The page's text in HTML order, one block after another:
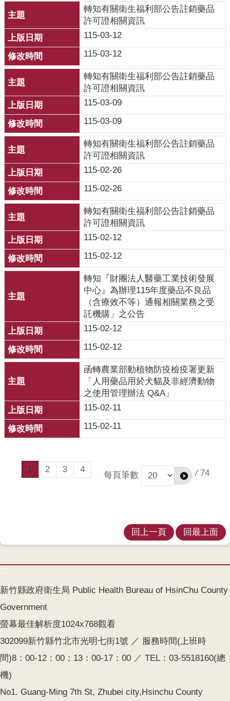
轉知有關衛生福利部公告註銷藥品
許可證相關資訊
115-03-12
115-03-12
轉知有關衛生福利部公告註銷藥品
許可證相關資訊
115-03-09
115-03-09
轉知有關衛生福利部公告註銷藥品
許可證相關資訊
115-02-26
115-02-26
轉知有關衛生福利部公告註銷藥品
許可證相關資訊
115-02-12
115-02-12
轉知『財團法人醫藥工業技術發展
中心』為辦理115年度藥品不良品
（含療效不等）通報相關業務之受
託機購」之公告
115-02-12
115-02-12
函轉農業部動植物防疫檢疫署更新
「人用藥品用於犬貓及非經濟動物
之使用管理辦法 Q&A」
115-02-11
115-02-11
1 2 3 4
每頁筆數 / 74
回上一頁 回最上面
:::
新竹縣政府衛生局 Public Health Bureau of HsinChu County
Government
螢幕最佳解析度1024x768觀看
302099新竹縣竹北市光明七街1號 ／ 服務時間(上班時
間)8：00-12：00；13：00-17：00 ／ TEL：03-5518160(總
機)
No1. Guang-Ming 7th St, Zhubei city,Hsinchu County